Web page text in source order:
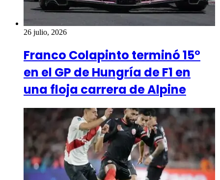
26 julio, 2026
Franco Colapinto terminó 15°
en el GP de Hungría de F1 en
una floja carrera de Alpine